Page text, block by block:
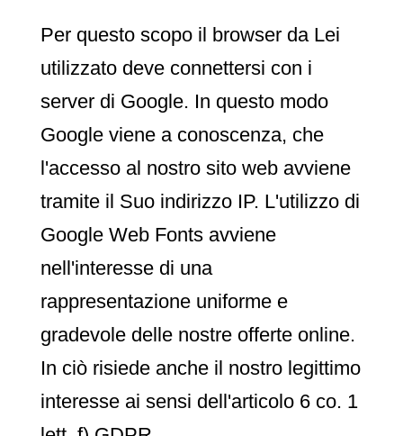
Per questo scopo il browser da Lei
utilizzato deve connettersi con i
server di Google. In questo modo
Google viene a conoscenza, che
l'accesso al nostro sito web avviene
tramite il Suo indirizzo IP. L'utilizzo di
Google Web Fonts avviene
nell'interesse di una
rappresentazione uniforme e
gradevole delle nostre offerte online.
In ciò risiede anche il nostro legittimo
interesse ai sensi dell'articolo 6 co. 1